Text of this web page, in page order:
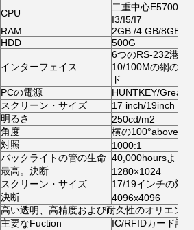
CPU
二重中心E5700/
I3/I5/I7
RAM
2GB /4 GB/8GB
HDD
500G
インターフェイス
6つのRS-232港;1
10/100Mの網の港
ド
PCの電源
HUNTKEY/Great
スクリーン・サイズ
17 inch/19inch （
明るさ
250cd/m2
角度
横の100°above;縦
対照
1000:1
バックライトの管の生命 40,000hoursより
最高。決断
1280×1024
スクリーン・サイズ
17/19インチの対
決断
4096x4096
高い透明、高精度および耐久性のオリエン
主要なFuction
IC/RFIDカード読